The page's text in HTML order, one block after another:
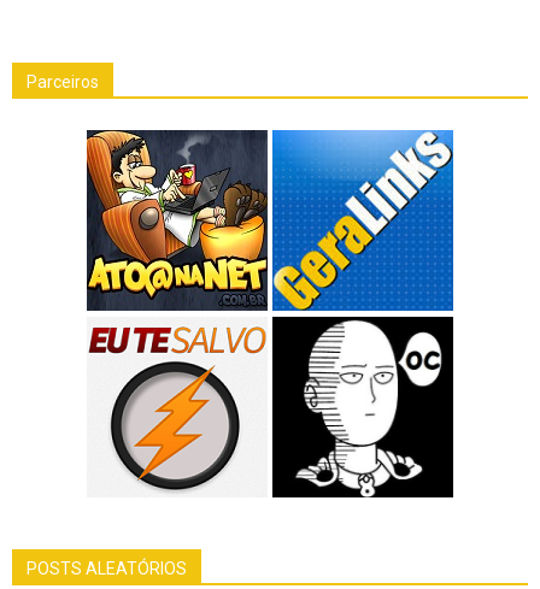
Parceiros
POSTS ALEATÓRIOS